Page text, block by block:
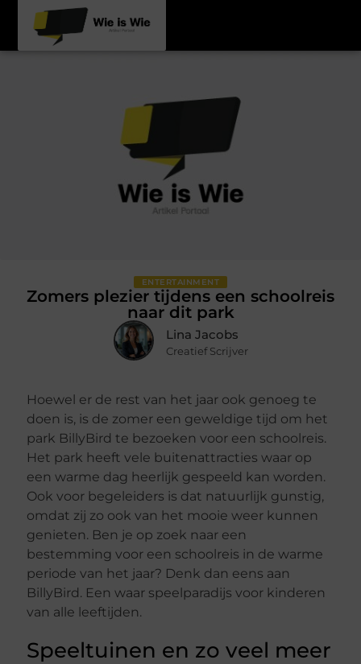
ENTERTAINMENT
Zomers plezier tijdens een schoolreis
naar dit park
Lina Jacobs
Creatief Scrijver
Hoewel er de rest van het jaar ook genoeg te
doen is, is de zomer een geweldige tijd om het
park BillyBird te bezoeken voor een schoolreis.
Het park heeft vele buitenattracties waar op
een warme dag heerlijk gespeeld kan worden.
Ook voor begeleiders is dat natuurlijk gunstig,
omdat zij zo ook van het mooie weer kunnen
genieten. Ben je op zoek naar een
bestemming voor een schoolreis in de warme
periode van het jaar? Denk dan eens aan
BillyBird. Een waar speelparadijs voor kinderen
van alle leeftijden.
Speeltuinen en zo veel meer